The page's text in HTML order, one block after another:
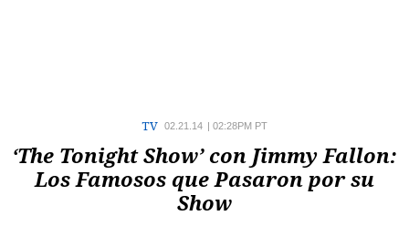
TV 02.21.14 02:28PM PT
‘The Tonight Show’ con Jimmy Fallon:
Los Famosos que Pasaron por su
Show